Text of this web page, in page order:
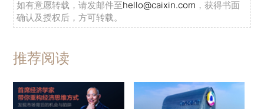
如有意愿转载，请发邮件至hello@caixin.com ，获得书面
确认及授权后，方可转载。
推荐阅读